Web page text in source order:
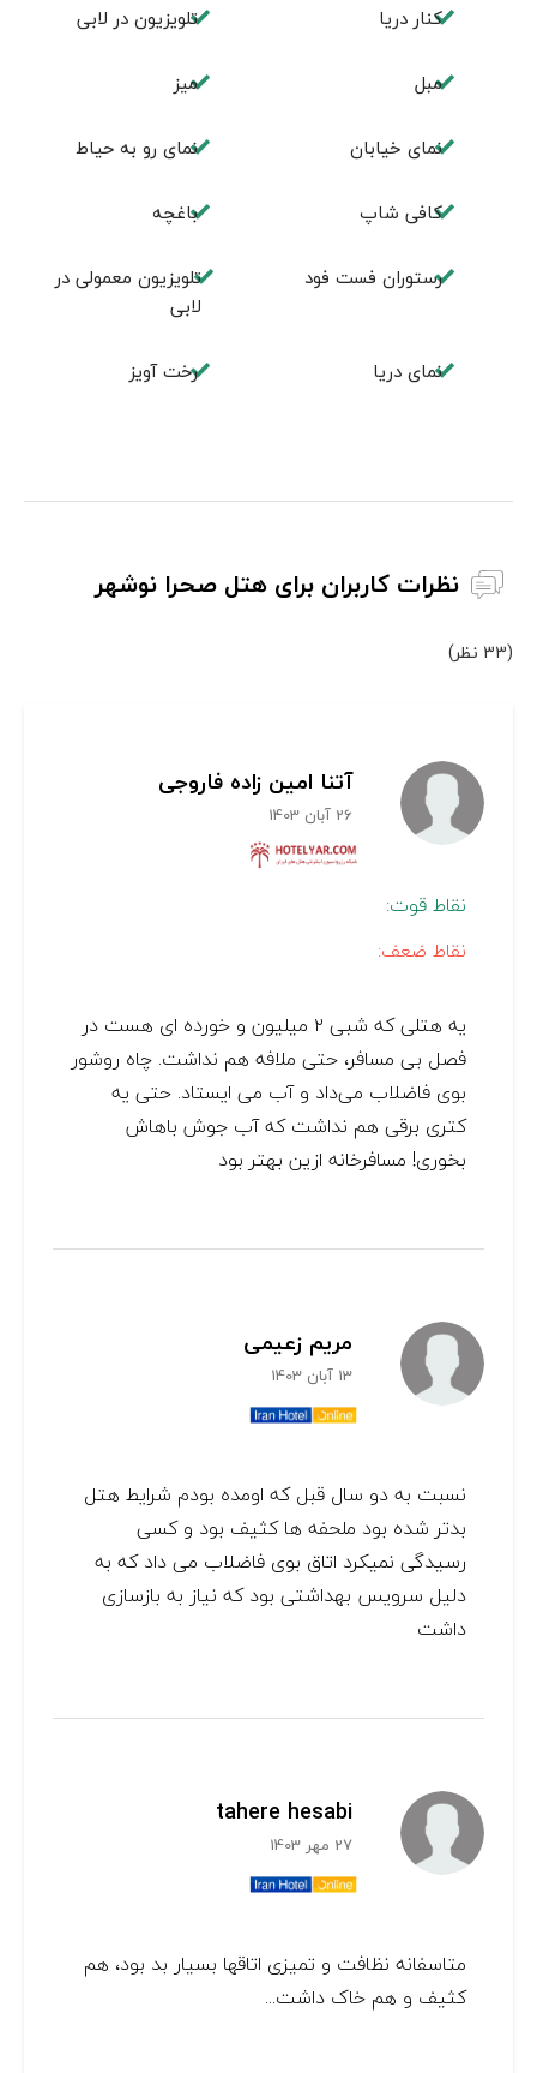
كنار دريا تلويزيون در لابی
مبل ميز
نمای خیابان نمای رو به حیاط
كافی شاپ باغچه
رستوران فست فود
تلويزيون معمولی در
لابی
نمای دريا رخت آویز
نظرات کاربران برای هتل صحرا نوشهر
(33 نظر)
آتنا امین زاده فاروجی
26 آبان 1403
نقاط قوت:
نقاط ضعف:
یه هتلی که شبی ۲ میلیون و خورده ای هست در
فصل بی مسافر، حتی ملافه هم نداشت. چاه روشور
بوی فاضلاب می‌داد و آب می ایستاد. حتی یه
کتری برقی هم نداشت که آب جوش باهاش
بخوری! مسافرخانه ازین بهتر بود
مریم زعیمی
13 آبان 1403
نسبت به دو سال قبل که اومده بودم شرایط هتل
بدتر شده بود ملحفه ها کثیف بود و کسی
رسیدگی نمیکرد اتاق بوی فاضلاب می داد که به
دلیل سرویس بهداشتی بود که نیاز به بازسازی
داشت
tahere hesabi
27 مهر 1403
متاسفانه نظافت و تمیزی اتاقها بسیار بد بود، هم
کثیف و هم خاک داشت...